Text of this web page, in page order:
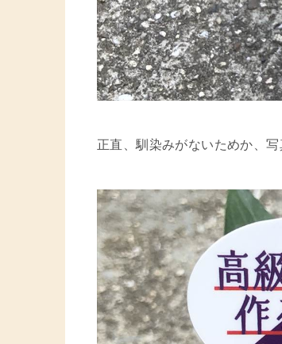
正直、馴染みがないためか、